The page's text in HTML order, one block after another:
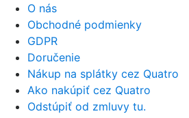
O nás
Obchodné podmienky
GDPR
Doručenie
Nákup na splátky cez Quatro
Ako nakúpiť cez Quatro
Odstúpiť od zmluvy tu.